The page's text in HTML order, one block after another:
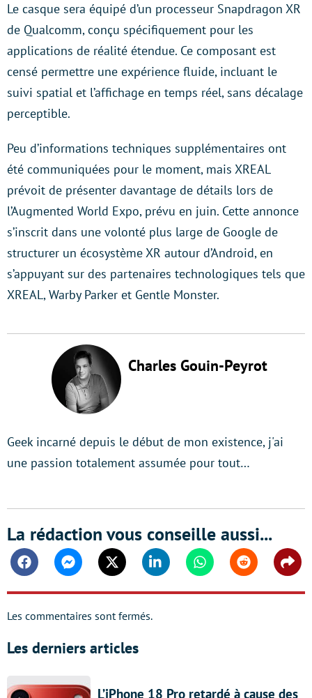
Le casque sera équipé d’un processeur Snapdragon XR
de Qualcomm, conçu spécifiquement pour les
applications de réalité étendue. Ce composant est
censé permettre une expérience fluide, incluant le
suivi spatial et l’affichage en temps réel, sans décalage
perceptible.
Peu d’informations techniques supplémentaires ont
été communiquées pour le moment, mais XREAL
prévoit de présenter davantage de détails lors de
l’Augmented World Expo, prévu en juin. Cette annonce
s’inscrit dans une volonté plus large de Google de
structurer un écosystème XR autour d’Android, en
s’appuyant sur des partenaires technologiques tels que
XREAL, Warby Parker et Gentle Monster.
Charles Gouin-Peyrot
Geek incarné depuis le début de mon existence, j'ai
une passion totalement assumée pour tout…
La rédaction vous conseille aussi...
FacebookMessengerTwitter Linkedin WhatsappReddit
Les commentaires sont fermés.
Les derniers articles
L’iPhone 18 Pro retardé à cause des